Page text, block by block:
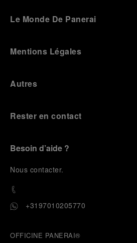
Le Monde De Panerai
Mentions Légales
Autres
Rester en contact
Besoin d’aide ?
Nous contacter.
+3197010205770
OFFICINE PANERAI®